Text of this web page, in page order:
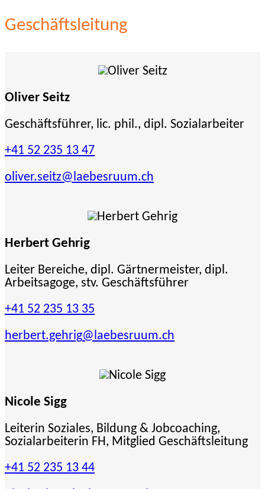
Geschäftsleitung
Oliver Seitz
Geschäftsführer, lic. phil., dipl. Sozialarbeiter
+41 52 235 13 47
oliver.seitz@laebesruum.ch
Herbert Gehrig
Leiter Bereiche, dipl. Gärtnermeister, dipl.
Arbeitsagoge, stv. Geschäftsführer
+41 52 235 13 35
herbert.gehrig@laebesruum.ch
Nicole Sigg
Leiterin Soziales, Bildung & Jobcoaching,
Sozialarbeiterin FH, Mitglied Geschäftsleitung
+41 52 235 13 44